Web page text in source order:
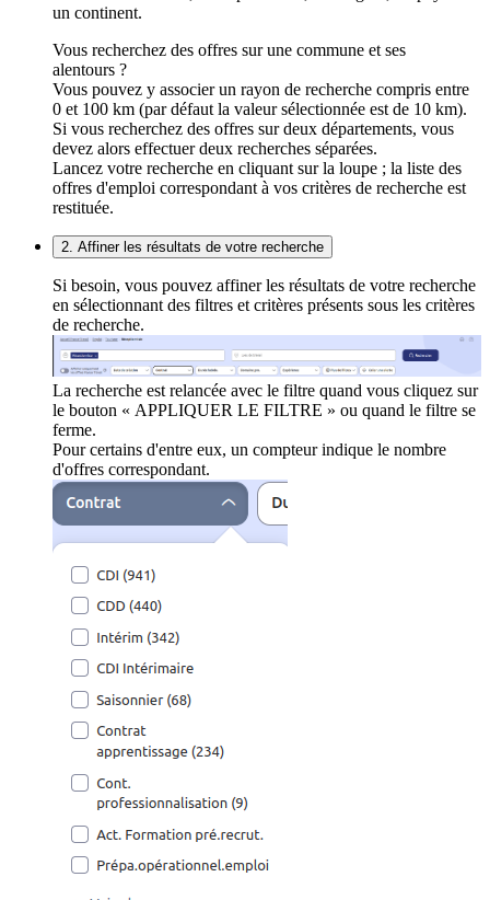
un continent.
Vous recherchez des offres sur une commune et ses
alentours ?
Vous pouvez y associer un rayon de recherche compris entre
0 et 100 km (par défaut la valeur sélectionnée est de 10 km).
Si vous recherchez des offres sur deux départements, vous
devez alors effectuer deux recherches séparées.
Lancez votre recherche en cliquant sur la loupe ; la liste des
offres d'emploi correspondant à vos critères de recherche est
restituée.
2. Affiner les résultats de votre recherche
Si besoin, vous pouvez affiner les résultats de votre recherche
en sélectionnant des filtres et critères présents sous les critères
de recherche.
La recherche est relancée avec le filtre quand vous cliquez sur
le bouton « APPLIQUER LE FILTRE » ou quand le filtre se
ferme.
Pour certains d'entre eux, un compteur indique le nombre
d'offres correspondant.